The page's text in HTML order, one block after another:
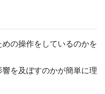
の操作をしているのかを
を及ぼすのかが簡単に理